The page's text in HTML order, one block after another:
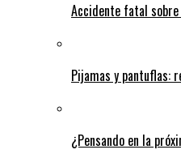
Accidente fatal
Pijamas y pantuflas:
¿Pensando en la